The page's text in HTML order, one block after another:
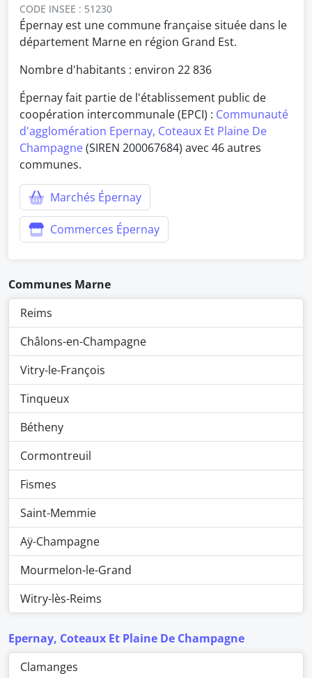
CODE INSEE : 51230
Épernay est une commune française située dans le
département Marne en région Grand Est.
Nombre d'habitants : environ 22 836
Épernay fait partie de l'établissement public de
coopération intercommunale (EPCI) : Communauté
d'agglomération Epernay, Coteaux Et Plaine De
Champagne(SIREN 200067684) avec 46 autres
communes.
Marchés Épernay
Commerces Épernay
Communes Marne
Reims
Châlons-en-Champagne
Vitry-le-François
Tinqueux
Bétheny
Cormontreuil
Fismes
Saint-Memmie
Aÿ-Champagne
Mourmelon-le-Grand
Witry-lès-Reims
Epernay, Coteaux Et Plaine De Champagne
Clamanges